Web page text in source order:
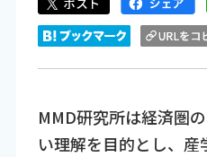
MMD研究所は経済圏
い理解を目的とし、